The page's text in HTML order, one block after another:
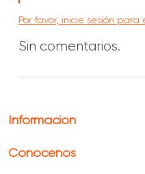
Por favor, inicie sesión
Sin comentarios.
Información
Conócenos